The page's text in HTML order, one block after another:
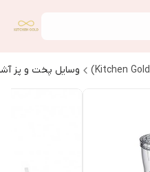
وسایل پخت و پز